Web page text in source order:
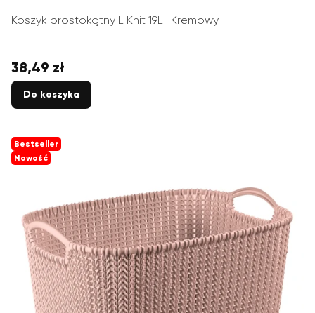
Koszyk prostokątny L Knit 19L | Kremowy
Cena
38,49 zł
Do koszyka
Bestseller
Nowość